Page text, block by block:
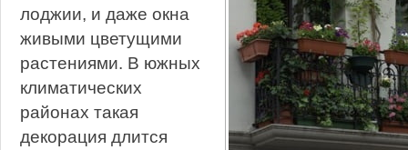
лоджии, и даже окна
живыми цветущими
растениями. В южных
климатических
районах такая
декорация длится